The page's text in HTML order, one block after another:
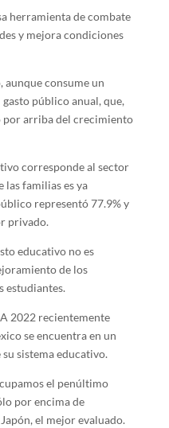
herramienta de combate
y mejora condiciones
aunque consume un
público anual, que,
por arriba del crecimiento
corresponde al sector
familias es ya
representó 77.9% y
privado.
educativo no es
de los
estudiantes.
2022 recientemente
se encuentra en un
sistema educativo.
el penúltimo
por encima de
el mejor evaluado.